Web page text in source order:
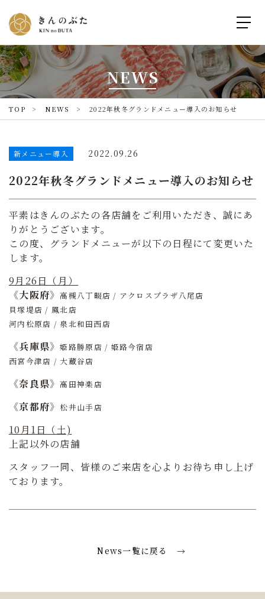
NEWS
TOP NEWS 2022年秋冬グランドメニュー導入のお知らせ
新メニュー導入 2022.09.26
2022年秋冬グランドメニュー導入のお知らせ
平素はきんのぶたの各店舗をご利用いただき、誠にあ
りがとうございます。
この度、グランドメニューが以下の日程にて変更いた
します。
9月26日（月）
《大阪府》高槻八丁畷店 / アクロスプラザ八尾店
貝塚堤店 / 鳳北店
河内松原店 / 泉北和田西店
《兵庫県》姫路勝原店 / 姫路今宿店
西宮今津店 / 大蔵谷店
《奈良県》高田神楽店
《京都府》 松井山手店
10月1日（土)
上記以外の店舗
スタッフ一同、皆様のご来店を心よりお待ち申し上げ
ております。
News一覧に戻る